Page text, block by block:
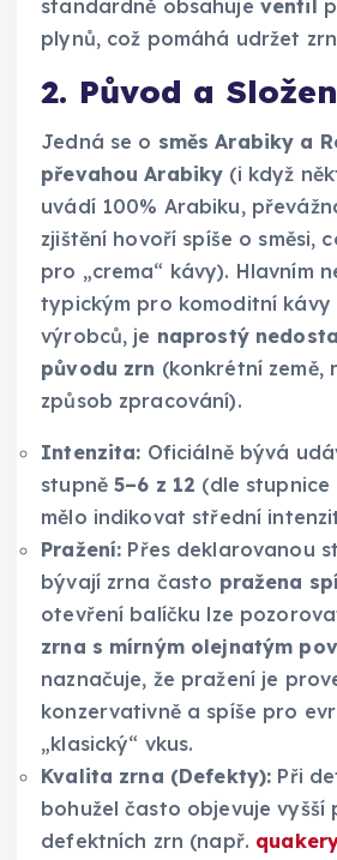
standardně obsahuje ventil
plynů, což pomáhá udržet
2. Původ a
Jedná se o směs Arabiky a
převahou Arabiky (i když
uvádí 100% Arabiku,
zjištění hovoří spíše o směsi,
pro „crema“ kávy). Hlavním
typickým pro komoditní kávy
výrobců, je naprostý
původu zrn (konkrétní země,
způsob zpracování).
Intenzita: Oficiálně bývá
stupně5–6 z 12 (dle stupnice
mělo indikovat střední
Pražení: Přes deklarovanou
bývají zrna často pražena
otevření balíčku lze
zrna s mírným olejnatým
naznačuje, že pražení je
konzervativně a spíše pro
„klasický“ vkus.
Kvalita zrna (Defekty): Při
bohužel často objevuje vyšší
defektních zrn (např.